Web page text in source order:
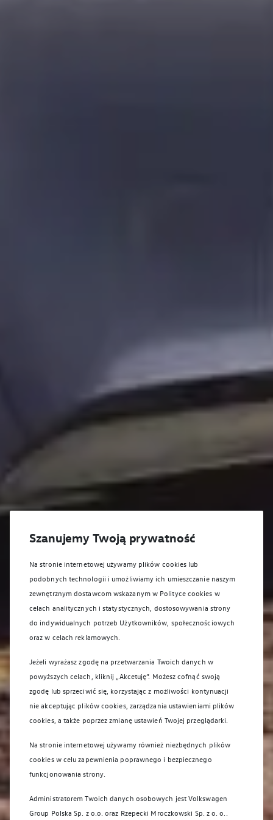
Szanujemy Twoją prywatność
Na stronie internetowej używamy plików cookies lub
podobnych technologii i umożliwiamy ich umieszczanie naszym
zewnętrznym dostawcom wskazanym w Polityce cookies w
celach analitycznych i statystycznych, dostosowywania strony
do indywidualnych potrzeb Użytkowników, społecznościowych
oraz w celach reklamowych.
Jeżeli wyrażasz zgodę na przetwarzania Twoich danych w
powyższych celach, kliknij „Akcetuję”. Możesz cofnąć swoją
zgodę lub sprzeciwić się, korzystając z możliwości kontynuacji
nie akceptując plików cookies, zarządzania ustawieniami plików
cookies, a także poprzez zmianę ustawień Twojej przeglądarki.
Na stronie internetowej używamy również niezbędnych plików
cookies w celu zapewnienia poprawnego i bezpiecznego
funkcjonowania strony.
Administratorem Twoich danych osobowych jest Volkswagen
Group Polska Sp. z o.o. oraz Rzepecki Mroczkowski Sp. z o. o. .